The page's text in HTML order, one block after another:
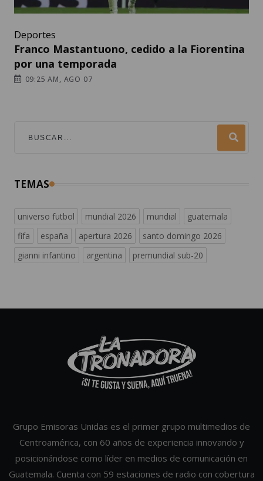
Deportes
Franco Mastantuono, cedido a la Fiorentina
por una temporada
09:25 AM, AGO 07
TEMAS
universo futbol mundial 2026 mundial
guatemala
fifa
españa apertura 2026
santo domingo 2026
gianni infantino
argentina premundial sub-20
Grupo Emisoras Unidas es el primer grupo multimedios de
Centroamérica, con 60 años de experiencia innovando y
posicionándose como líder en medios de comunicación en
Guatemala. Cuenta con 59 estaciones de radio con cobertura